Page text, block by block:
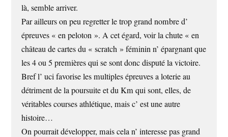
là, semble arriver.
Par ailleurs on peu regretter le trop grand nombre d’
épreuves « en peloton ». A cet égard, voir la chute « en
château de cartes du « scratch » féminin n’ épargnant que
les 4 ou 5 premières qui se sont donc disputé la victoire.
Bref l’ uci favorise les multiples épreuves a loterie au
détriment de la poursuite et du Km qui sont, elles, de
véritables courses athlétique, mais c’ est une autre
histoire…
On pourrait développer, mais cela n’ interesse pas grand